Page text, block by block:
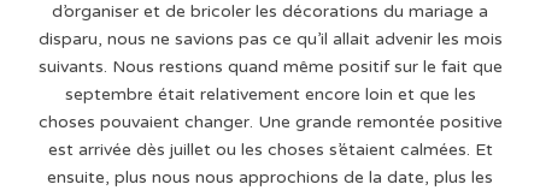
d’organiser et de bricoler les décorations du mariage a
disparu, nous ne savions pas ce qu’il allait advenir les mois
suivants. Nous restions quand même positif sur le fait que
septembre était relativement encore loin et que les
choses pouvaient changer. Une grande remontée positive
est arrivée dès juillet ou les choses s’étaient calmées. Et
ensuite, plus nous nous approchions de la date, plus les